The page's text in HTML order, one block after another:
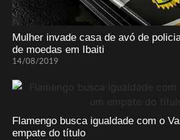
Mulher invade casa de avó de
de moedas em Ibaiti
14/08/2019
Flamengo busca igualdade com o
empate do título